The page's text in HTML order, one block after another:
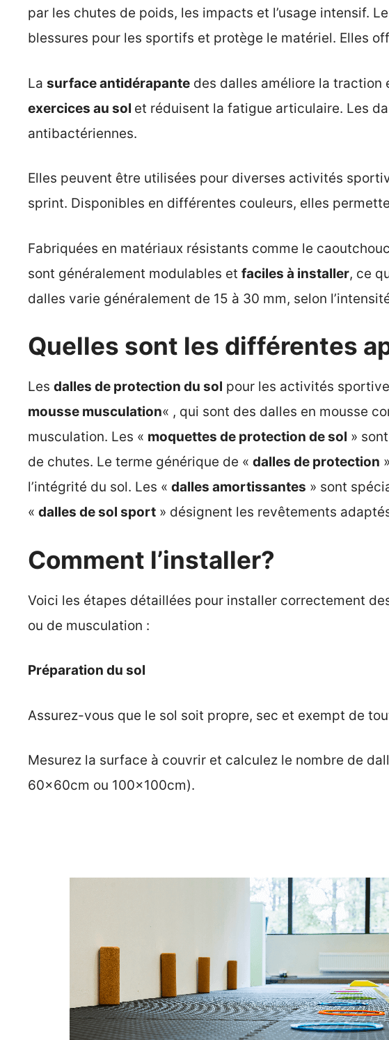
par les chutes de poids, les impacts et l’usage intensif.
blessures pour les sportifs et protège le matériel. Elles
La surface antidérapante des dalles améliore la traction
exercices au sol et réduisent la fatigue articulaire. Les
antibactériennes.
Elles peuvent être utilisées pour diverses activités
sprint. Disponibles en différentes couleurs, elles
Fabriquées en matériaux résistants comme le
sont généralement modulables et faciles à installer, ce
dalles varie généralement de 15 à 30 mm, selon
Quelles sont les différentes
Les dalles de protection du sol pour les activités
mousse musculation« , qui sont des dalles en mousse
musculation. Les « moquettes de protection de sol »
de chutes. Le terme générique de « dalles de protection
l’intégrité du sol. Les « dalles amortissantes » sont
« dalles de sol sport » désignent les revêtements
Comment l’installer?
Voici les étapes détaillées pour installer correctement
ou de musculation :
Préparation du sol
Assurez-vous que le sol soit propre, sec et exempt de
Mesurez la surface à couvrir et calculez le nombre de
60x60cm ou 100x100cm).